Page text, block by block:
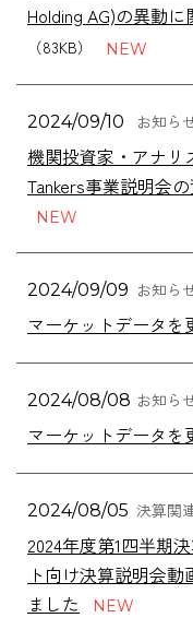
Holding AG)の異動
（83KB）
2024/09/10 お知ら
機関投資家・アナリ
Tankers事業説明会
2024/09/09 お知ら
マーケットデータを
2024/08/08 お知ら
マーケットデータを
2024/08/05 決算関
2024年度第1四半期
ト向け決算説明会
ました